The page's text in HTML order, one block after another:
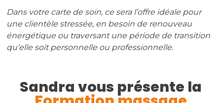
Dans votre carte de soin, ce sera l’offre idéale pour
une clientèle stressée, en besoin de renouveau
énergétique ou traversant une période de transition
qu’elle soit personnelle ou professionnelle.
Sandra vous présente la